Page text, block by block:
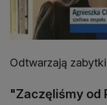
Odtwarzają zabytki
"Zaczęliśmy od